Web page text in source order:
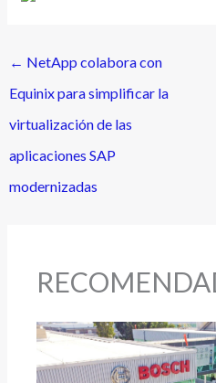
← NetApp colabora con
Equinix para simplificar la
virtualización de las
aplicaciones SAP
modernizadas